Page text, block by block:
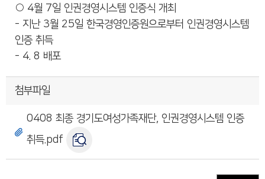
○ 4월 7일 인권경영시스템 인증식 개최
- 지난 3월 25일 한국경영인증원으로부터 인권경영시스템
인증 취득
- 4. 8 배포
첨부파일
0408 최종 경기도여성가족재단, 인권경영시스템 인증
취득.pdf